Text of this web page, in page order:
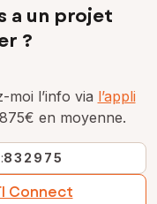
a un projet
?
moi l’info via l’appli
en moyenne.
832975
Connect